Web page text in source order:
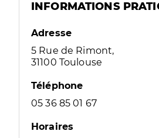
INFORMATIONS
Adresse
5 Rue de Rimont,
31100 Toulouse
Téléphone
05 36 85 01 67
Horaires